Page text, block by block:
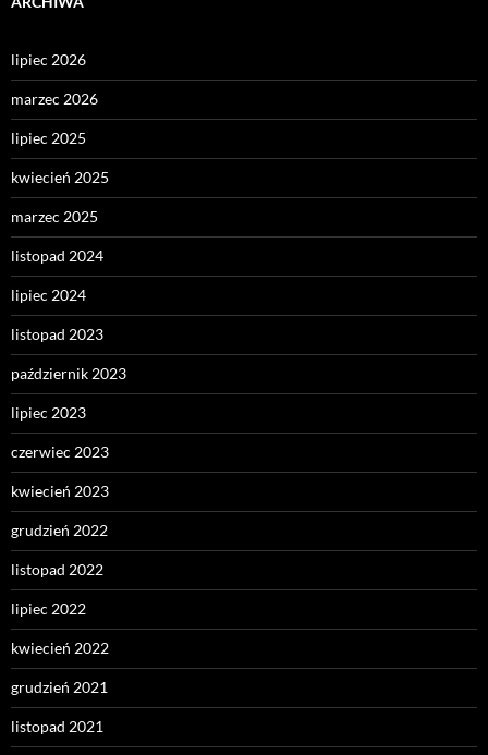
lipiec 2026
marzec 2026
lipiec 2025
kwiecień 2025
marzec 2025
listopad 2024
lipiec 2024
listopad 2023
październik 2023
lipiec 2023
czerwiec 2023
kwiecień 2023
grudzień 2022
listopad 2022
lipiec 2022
kwiecień 2022
grudzień 2021
listopad 2021